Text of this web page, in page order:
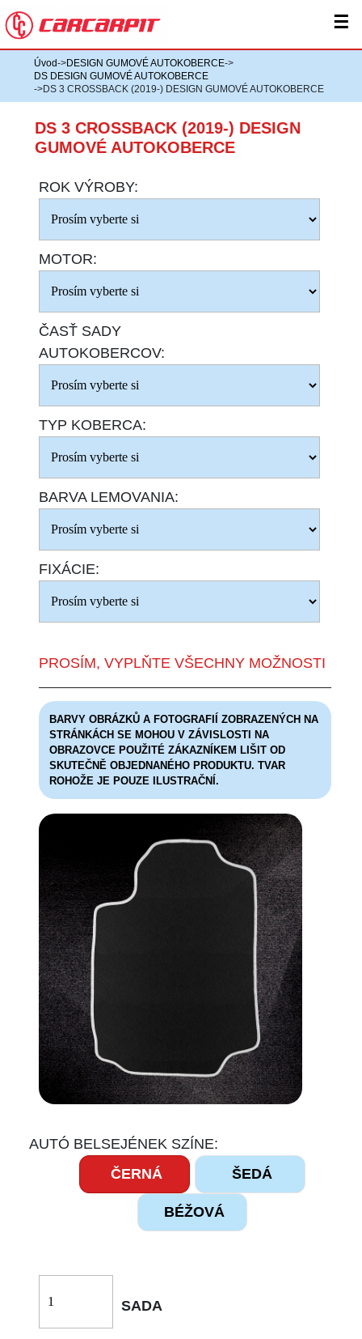
☰
Úvod->DESIGN GUMOVÉ AUTOKOBERCE->
DS DESIGN GUMOVÉ AUTOKOBERCE
->DS 3 CROSSBACK (2019-) DESIGN GUMOVÉ AUTOKOBERCE
DS 3 CROSSBACK (2019-) DESIGN
GUMOVÉ AUTOKOBERCE
ROK VÝROBY:
MOTOR:
ČASŤ SADY
AUTOKOBERCOV:
TYP KOBERCA:
BARVA LEMOVANIA:
FIXÁCIE:
PROSÍM, VYPLŇTE VŠECHNY MOŽNOSTI
BARVY OBRÁZKŮ A FOTOGRAFIÍ ZOBRAZENÝCH NA
STRÁNKÁCH SE MOHOU V ZÁVISLOSTI NA
OBRAZOVCE POUŽITÉ ZÁKAZNÍKEM LIŠIT OD
SKUTEČNĚ OBJEDNANÉHO PRODUKTU. TVAR
ROHOŽE JE POUZE ILUSTRAČNÍ.
AUTÓ BELSEJÉNEK SZÍNE:
ČERNÁ
ŠEDÁ
BÉŽOVÁ
SADA